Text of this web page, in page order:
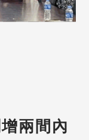
兩間內